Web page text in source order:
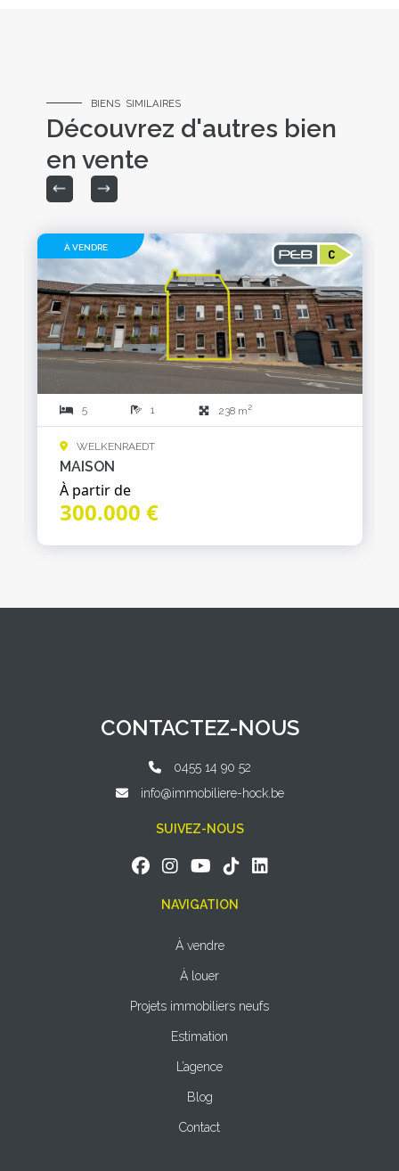
BIENS SIMILAIRES
Découvrez d'autres bien
en vente
À VENDRE
5 1 238 m2
WELKENRAEDT
MAISON
À partir de
300.000 €
CONTACTEZ-NOUS
0455 14 90 52
info@immobiliere-hock.be
SUIVEZ-NOUS
NAVIGATION
À vendre
À louer
Projets immobiliers neufs
Estimation
L’agence
Blog
Contact